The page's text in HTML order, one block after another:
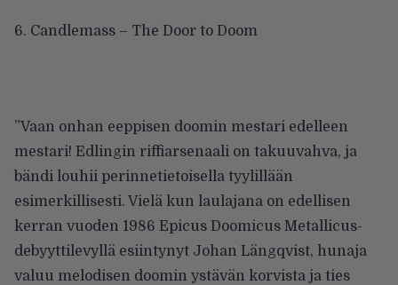
6. Candlemass – The Door to Doom
”Vaan onhan eeppisen doomin mestari edelleen
mestari! Edlingin riffiarsenaali on takuuvahva, ja
bändi louhii perinnetietoisella tyylillään
esimerkillisesti. Vielä kun laulajana on edellisen
kerran vuoden 1986 Epicus Doomicus Metallicus-
debyyttilevyllä esiintynyt Johan Längqvist, hunaja
valuu melodisen doomin ystävän korvista ja ties